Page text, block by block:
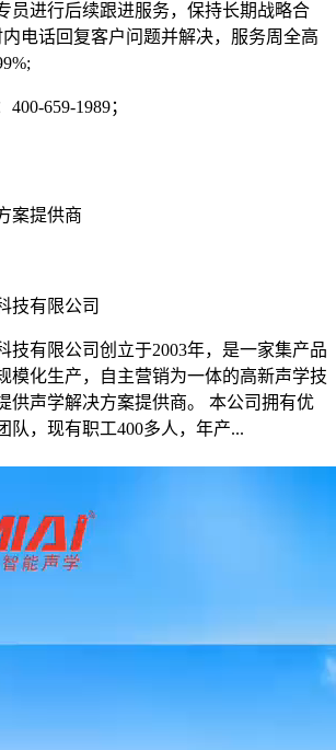
员进行后续跟进服务，保持长期战略合
电话回复客户问题并解决，服务周全高
659-1989；
案提供商
技有限公司
技有限公司创立于2003年，是一家集产品
模化生产，自主营销为一体的高新声学技
供声学解决方案提供商。 本公司拥有优
队，现有职工400多人，年产...